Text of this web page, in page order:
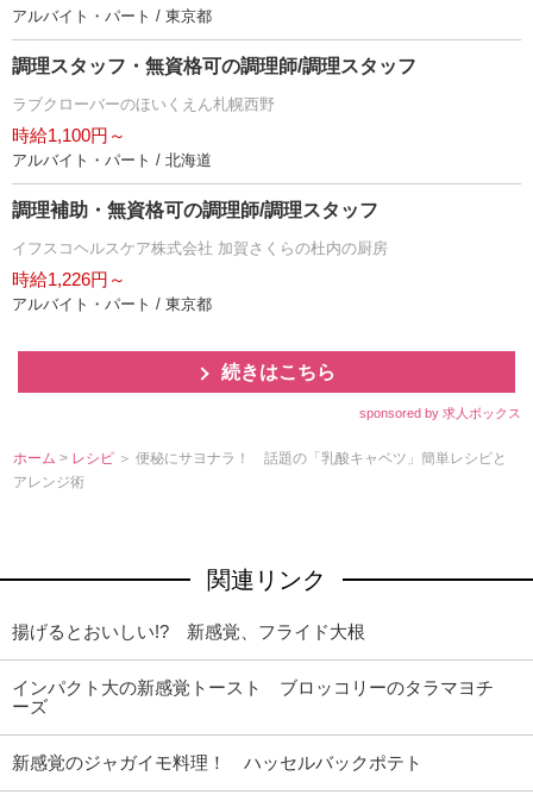
アルバイト・パート / 東京都
調理スタッフ・無資格可の調理師/調理スタッフ
ラブクローバーのほいくえん札幌西野
時給1,100円～
アルバイト・パート / 北海道
調理補助・無資格可の調理師/調理スタッフ
イフスコヘルスケア株式会社 加賀さくらの杜内の厨房
時給1,226円～
アルバイト・パート / 東京都
続きはこちら
sponsored by 求人ボックス
ホーム > レシピ ＞ 便秘にサヨナラ！ 話題の「乳酸キャベツ」簡単レシピと
アレンジ術
関連リンク
揚げるとおいしい!? 新感覚、フライド大根
インパクト大の新感覚トースト ブロッコリーのタラマヨチ
ーズ
新感覚のジャガイモ料理！ ハッセルバックポテト